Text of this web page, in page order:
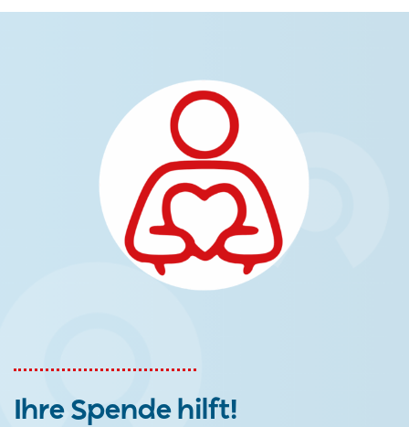
Ihre Spende hilft!